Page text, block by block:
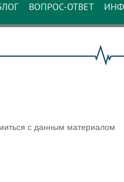
ВОПРОС-ОТВЕТ
с данным материалом